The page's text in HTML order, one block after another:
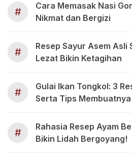
#
Cara Memasak Nasi
Nikmat dan Bergizi
#
Resep Sayur Asem Asli
Lezat Bikin Ketagihan
#
Gulai Ikan Tongkol: 3
Serta Tips
#
Rahasia Resep Ayam
Bikin Lidah Bergoyang!